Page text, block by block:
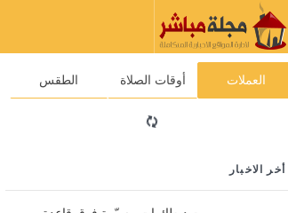
العملات أوقات الصلاة الطقس
أخر الاخبار